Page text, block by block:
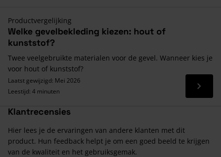
Productvergelijking
Welke gevelbekleding kiezen: hout of
kunststof?
Twee veelgebruikte materialen voor de gevel. Wanneer kies je
voor hout of kunststof?
Laatst gewijzigd: Mei 2026
Leestijd: 4 minuten
Lees
Klantrecensies
Hier lees je de ervaringen van andere klanten met dit
product. Hun feedback helpt je om een goed beeld te krijgen
van de kwaliteit en het gebruiksgemak.